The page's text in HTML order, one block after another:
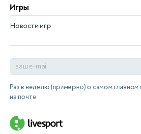
Игры
Новости игр
Раз в неделю (примерно) о самом главном
на почте